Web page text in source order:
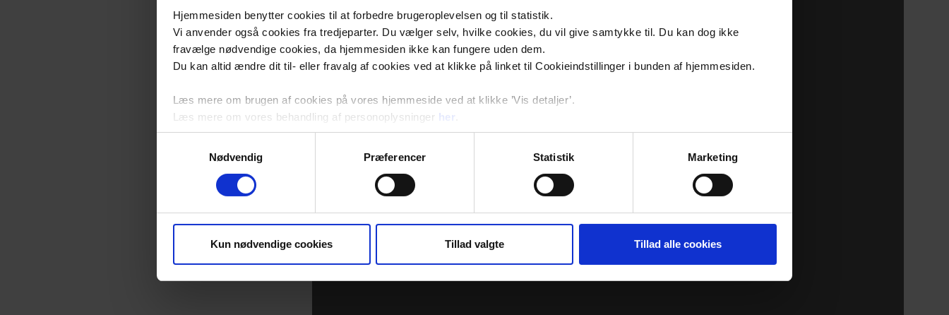
Hjemmesiden benytter cookies til at forbedre brugeroplevelsen og til statistik.
Vi anvender også cookies fra tredjeparter. Du vælger selv, hvilke cookies, du vil give samtykke til. Du kan dog ikke
fravælge nødvendige cookies, da hjemmesiden ikke kan fungere uden dem.
Du kan altid ændre dit til- eller fravalg af cookies ved at klikke på linket til Cookieindstillinger i bunden af hjemmesiden.
Læs mere om brugen af cookies på vores hjemmeside ved at klikke ’Vis detaljer’.
Læs mere om vores behandling af personoplysninger her
Nødvendig
Præferencer Statistik Marketing
Kun nødvendige cookies Tillad valgte Tillad alle cookies